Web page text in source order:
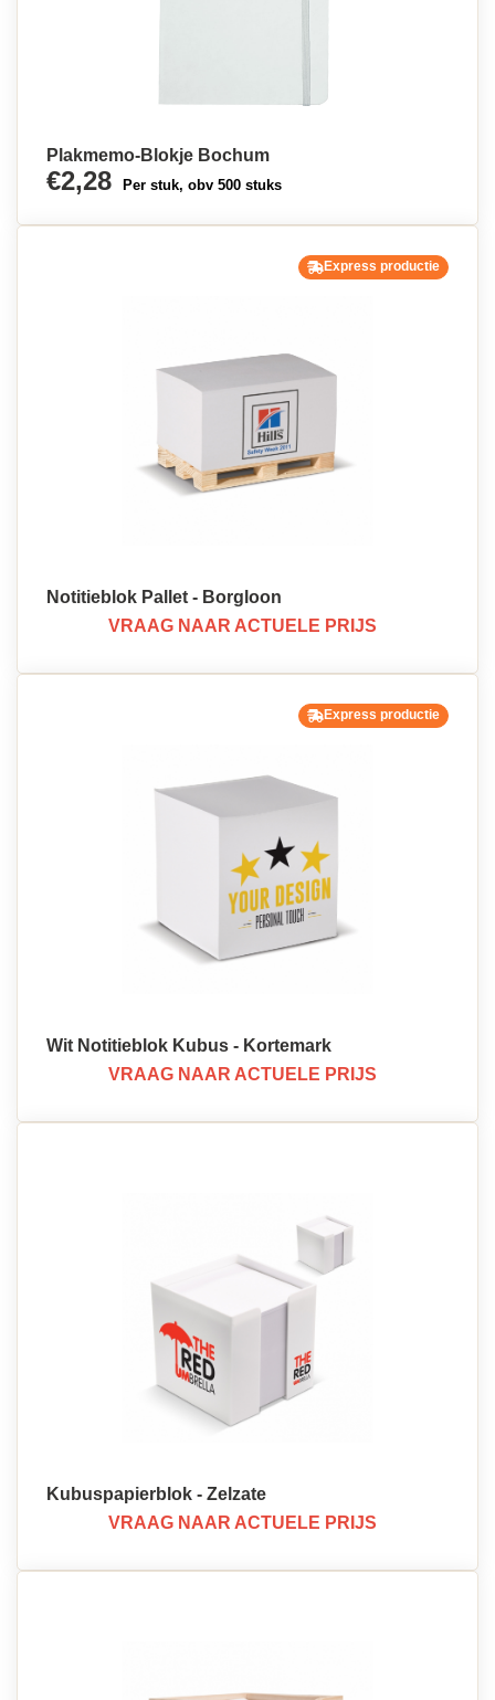
Plakmemo-Blokje Bochum
€2,28 Per stuk, obv 500 stuks
Express productie
Notitieblok Pallet - Borgloon
VRAAG NAAR ACTUELE PRIJS
Express productie
Wit Notitieblok Kubus - Kortemark
VRAAG NAAR ACTUELE PRIJS
Kubuspapierblok - Zelzate
VRAAG NAAR ACTUELE PRIJS